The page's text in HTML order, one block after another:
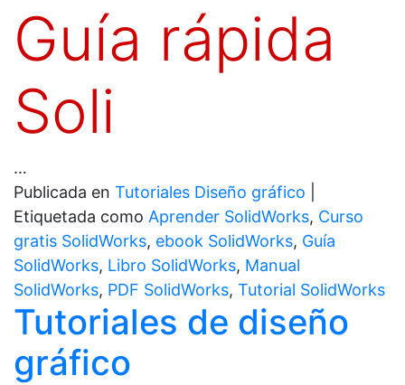
Guía rápida
Soli
…
Publicada en Tutoriales Diseño gráfico
Etiquetada como Aprender SolidWorks, Curso
gratis SolidWorks, ebook SolidWorks, Guía
SolidWorks, Libro SolidWorks, Manual
SolidWorks, PDF SolidWorks, Tutorial SolidWorks
Tutoriales de diseño
gráfico